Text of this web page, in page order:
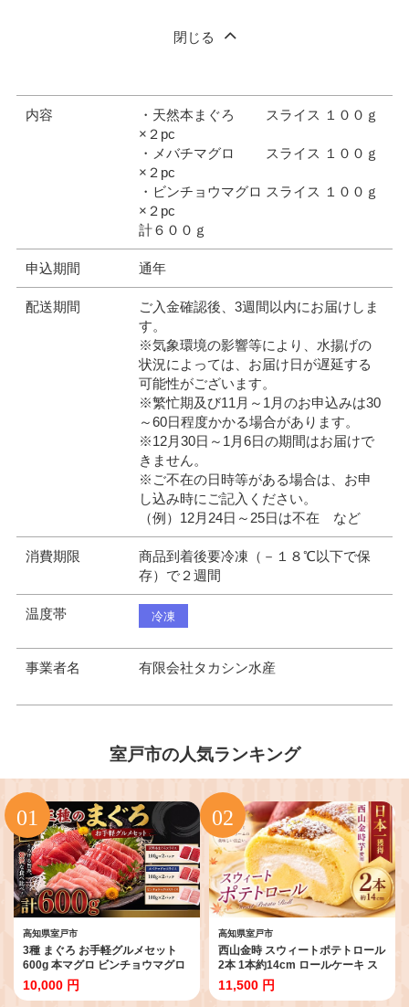
閉じる
内容
・天然本まぐろ スライス １００ｇ
×２pc
・メバチマグロ スライス １００ｇ
×２pc
・ビンチョウマグロ スライス １００ｇ
×２pc
計６００ｇ
申込期間 通年
配送期間
ご入金確認後、3週間以内にお届けしま
す。
※気象環境の影響等により、水揚げの
状況によっては、お届け日が遅延する
可能性がございます。
※繁忙期及び11月～1月のお申込みは30
～60日程度かかる場合があります。
※12月30日～1月6日の期間はお届けで
きません。
※ご不在の日時等がある場合は、お申
し込み時にご記入ください。
（例）12月24日～25日は不在 など
消費期限
商品到着後要冷凍（－１８℃以下で保
存）で２週間
温度帯 冷凍
事業者名 有限会社タカシン水産
室戸市の人気ランキング
高知県室戸市
3種 まぐろ お手軽グルメセット
600g 本マグロ ビンチョウマグロ
メバチマグロ スライス 切り落と
し 切落し 訳あり わけあり 天然 鮪
10,000 円
高知県室戸市
西山金時 スウィートポテトロール
2本 1本約14cm ロールケーキ ス
イートポテト 国産 さつまいも ス
イーツ ケーキ 洋菓子 お菓子 デザ
11,500 円